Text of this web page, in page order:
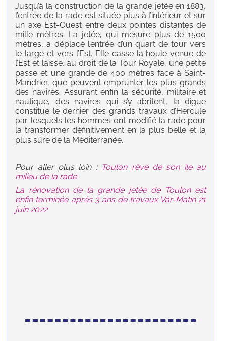
Jusqu’à la construction de la grande jetée en 1883,
l’entrée de la rade est située plus à l’intérieur et sur
un axe Est-Ouest entre deux pointes distantes de
mille mètres. La jetée, qui mesure plus de 1500
mètres, a déplacé l’entrée d’un quart de tour vers
le large et vers l’Est. Elle casse la houle venue de
l’Est et laisse, au droit de la Tour Royale, une petite
passe et une grande de 400 mètres face à Saint-
Mandrier, que peuvent emprunter les plus grands
des navires. Assurant enfin la sécurité, militaire et
nautique, des navires qui s’y abritent, la digue
constitue le dernier des grands travaux d’Hercule
par lesquels les hommes ont modifié la rade pour
la transformer définitivement en la plus belle et la
plus sûre de la Méditerranée.
Pour aller plus loin : Toulon rêve de son île au
milieu de la rade
La rénovation de la grande jetée de Toulon est
enfin terminée après 3 ans de travaux Var-Matin 21
juin 2022